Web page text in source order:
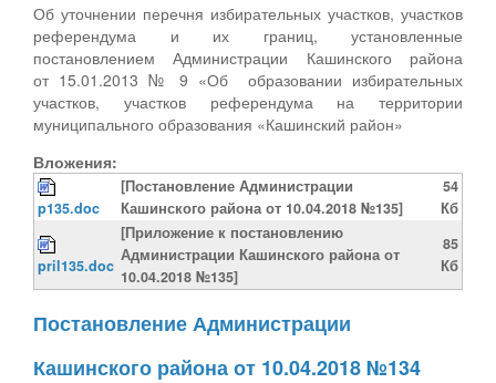
Об уточнении перечня избирательных участков, участков
референдума и их границ, установленные
постановлением Администрации Кашинского района
от 15.01.2013 № 9 «Об образовании избирательных
участков, участков референдума на территории
муниципального образования «Кашинский район»
Вложения:
p135.doc
[Постановление Администрации
Кашинского района от 10.04.2018 №135]
54
Кб
pril135.doc
[Приложение к постановлению
Администрации Кашинского района от
10.04.2018 №135]
85
Кб
Постановление Администрации
Кашинского района от 10.04.2018 №134